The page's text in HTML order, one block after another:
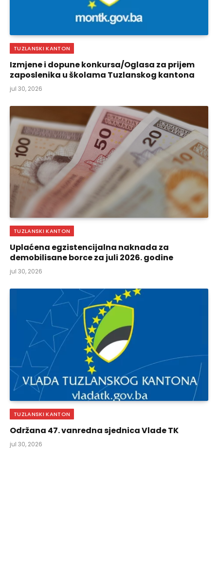
TUZLANSKI KANTON
Izmjene i dopune konkursa/Oglasa za prijem
zaposlenika u školama Tuzlanskog kantona
jul 30, 2026
TUZLANSKI KANTON
Uplaćena egzistencijalna naknada za
demobilisane borce za juli 2026. godine
jul 30, 2026
TUZLANSKI KANTON
Održana 47. vanredna sjednica Vlade TK
jul 30, 2026